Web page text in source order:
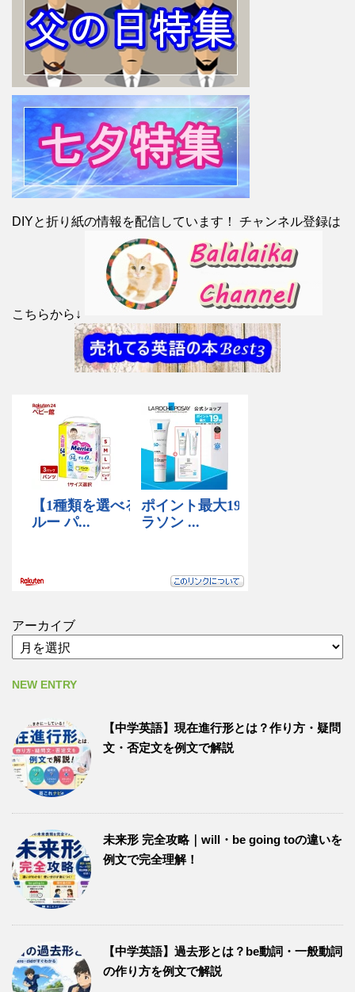
DIYと折り紙の情報を配信しています！ チャンネル登録は
こちらから↓
アーカイブ
NEW ENTRY
【中学英語】現在進行形とは？作り方・疑問
文・否定文を例文で解説
未来形 完全攻略｜will・be going toの違いを
例文で完全理解！
【中学英語】過去形とは？be動詞・一般動詞
の作り方を例文で解説